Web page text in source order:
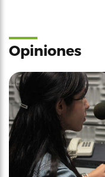
Opiniones